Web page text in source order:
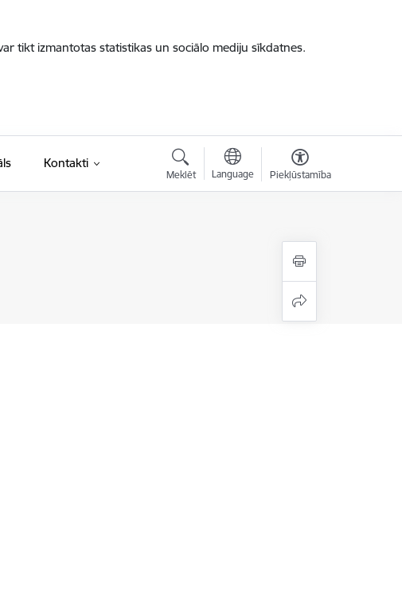
tikt izmantotas statistikas un sociālo mediju sīkdatnes.
(Ārējā saite)
Kontakti
Meklēt Language Piekļūstamība